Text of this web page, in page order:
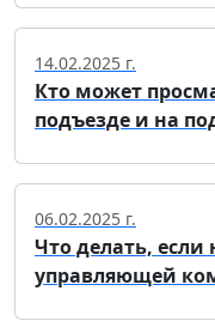
14.02.2025 г.
Кто может
подъезде и на
06.02.2025 г.
Что делать, если
управляющей